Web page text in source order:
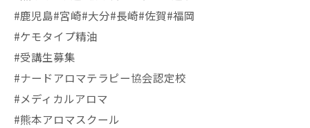
#鹿児島#宮崎#大分#長崎#佐賀#福岡
#ケモタイプ精油
#受講生募集
#ナードアロマテラピー協会認定校
#メディカルアロマ
#熊本アロマスクール